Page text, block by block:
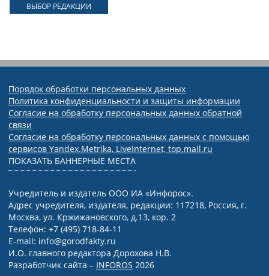
ВЫБОР РЕДАКЦИИ
Порядок обработки персональных данных
Политика конфиденциальности и защиты информации
Согласие на обработку персональных данных обратной
связи
Согласие на обработку персональных данных с помощью
сервисов Yandex.Metrika, LiveInternet, top.mail.ru
ПОКАЗАТЬ БАННЕРНЫЕ МЕСТА
Учредитель и издатель ООО ИА «Инфорос».
Адрес учредителя, издателя, редакции: 117218, Россия, г.
Москва, ул. Кржижановского, д.13, кор. 2
Телефон: +7 (495) 718-84-11
E-mail: info@gorodfakty.ru
И.О. главного редактора Дорохова Н.В.
Разработчик сайта – INFOROS 2026